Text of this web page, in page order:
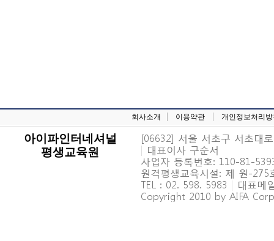
회사소개 이용약관 개인정보처리
아이파인터네셔널
평생교육원
[06632] 서울 서초구 서초대
| 대표이사 구순서
사업자 등록번호: 110-81-
원격평생교육시설: 제 원-
TEL : 02. 598. 5983 | 대표메
Copyright 2010 by AIFA